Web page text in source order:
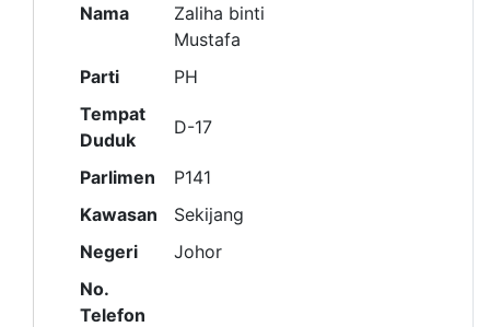
Nama
Zaliha binti
Mustafa
Parti
PH
Tempat
Duduk
D-17
Parlimen
P141
Kawasan
Sekijang
Negeri
Johor
No.
Telefon